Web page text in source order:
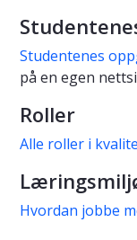
Studentenes
på en egen
Roller
Alle roller i
Hvordan jobbe